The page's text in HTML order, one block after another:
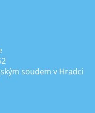
soudem v Hradci